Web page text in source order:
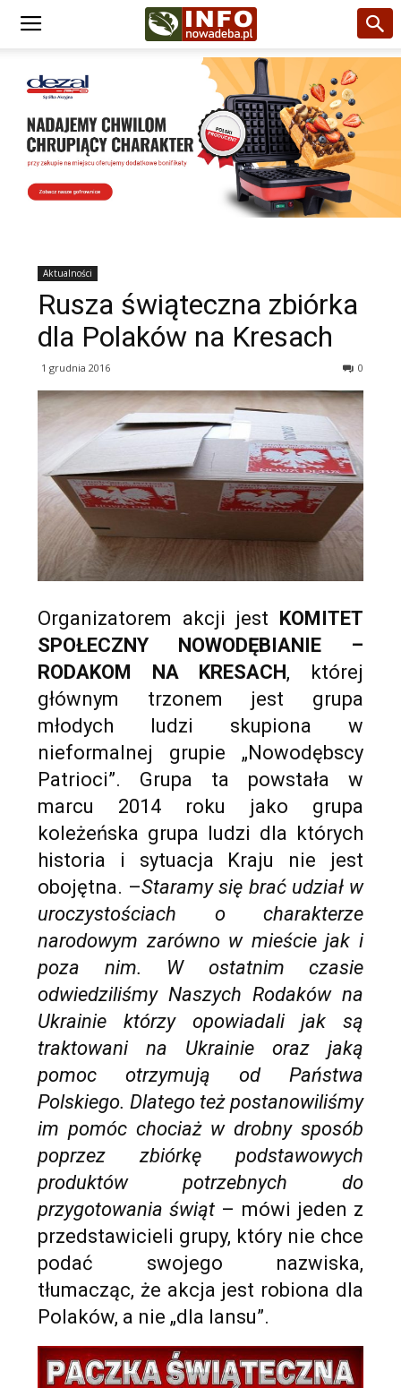
Aktualności
Rusza świąteczna zbiórka
dla Polaków na Kresach
1 grudnia 2016 0
Organizatorem akcji jest KOMITET
SPOŁECZNY NOWODĘBIANIE –
RODAKOM NA KRESACH, której
głównym trzonem jest grupa
młodych ludzi skupiona w
nieformalnej grupie „Nowodębscy
Patrioci”. Grupa ta powstała w
marcu 2014 roku jako grupa
koleżeńska grupa ludzi dla których
historia i sytuacja Kraju nie jest
obojętna. –Staramy się brać udział w
uroczystościach o charakterze
narodowym zarówno w mieście jak i
poza nim. W ostatnim czasie
odwiedziliśmy Naszych Rodaków na
Ukrainie którzy opowiadali jak są
traktowani na Ukrainie oraz jaką
pomoc otrzymują od Państwa
Polskiego. Dlatego też postanowiliśmy
im pomóc chociaż w drobny sposób
poprzez zbiórkę podstawowych
produktów potrzebnych do
przygotowania świąt – mówi jeden z
przedstawicieli grupy, który nie chce
podać swojego nazwiska,
tłumacząc, że akcja jest robiona dla
Polaków, a nie „dla lansu”.